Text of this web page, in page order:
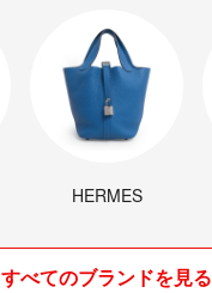
HERMES
すべてのブランドを見る